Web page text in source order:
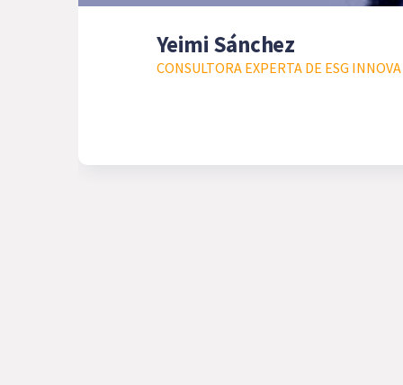
Yeimi Sánchez
CONSULTORA EXPERTA DE ESG